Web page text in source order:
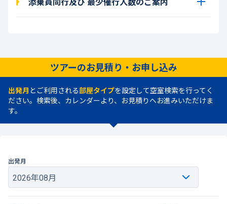
ツアーのお見積り・お申し込み
出発月 とご利用される部屋タイプを設定して空室検索を行ってく
ださい。検索後、カレンダーより、お見積りへお進みいただけま
す。
出発月